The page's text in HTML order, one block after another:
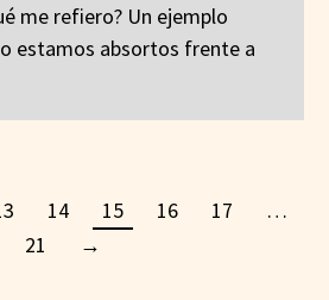
me refiero? Un ejemplo
estamos absortos frente a
14 15 16 17
…
21
→